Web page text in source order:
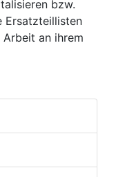
bzw.
Ersatzteillisten
an ihrem